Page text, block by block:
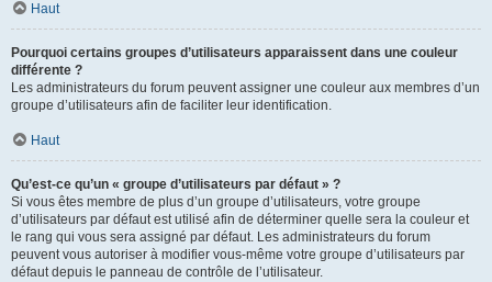
Haut
Pourquoi certains groupes d’utilisateurs apparaissent dans une couleur
différente ?
Les administrateurs du forum peuvent assigner une couleur aux membres d’un
groupe d’utilisateurs afin de faciliter leur identification.
Haut
Qu’est-ce qu’un « groupe d’utilisateurs par défaut » ?
Si vous êtes membre de plus d’un groupe d’utilisateurs, votre groupe
d’utilisateurs par défaut est utilisé afin de déterminer quelle sera la couleur et
le rang qui vous sera assigné par défaut. Les administrateurs du forum
peuvent vous autoriser à modifier vous-même votre groupe d’utilisateurs par
défaut depuis le panneau de contrôle de l’utilisateur.